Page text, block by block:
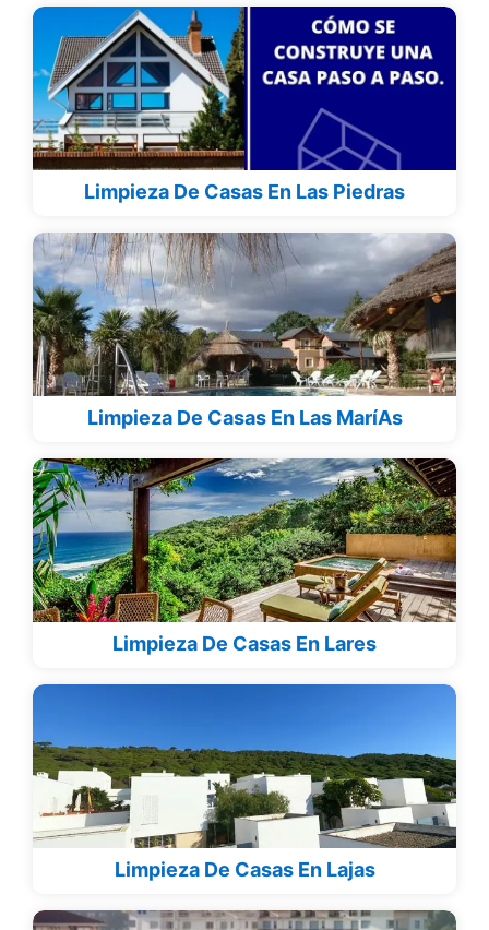
Limpieza De Casas En Las Piedras
Limpieza De Casas En Las MaríAs
Limpieza De Casas En Lares
Limpieza De Casas En Lajas